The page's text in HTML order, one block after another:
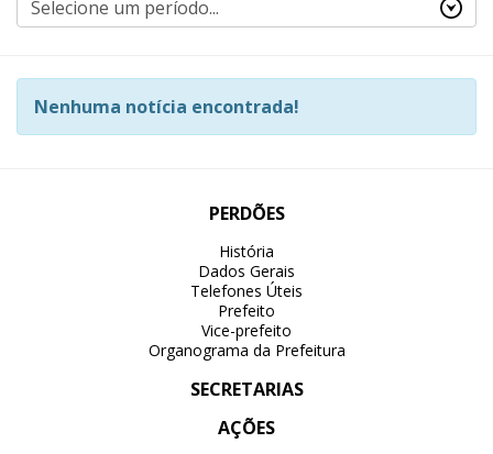
Nenhuma notícia encontrada!
PERDÕES
História
Dados Gerais
Telefones Úteis
Prefeito
Vice-prefeito
Organograma da Prefeitura
SECRETARIAS
AÇÕES